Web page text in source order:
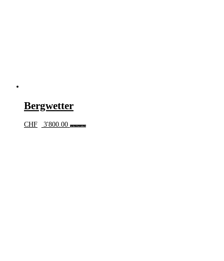
Bergwetter
CHF 3'800.00 In den Warenkorb